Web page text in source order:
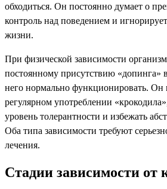
обходиться. Он постоянно думает о
контроль над поведением и
жизни.
При физической зависимости
постоянному присутствию «допинга»
него нормально функционировать. Он
регулярном употреблении
уровень толерантности и избежать
Оба типа зависимости требуют
лечения.
Стадии зависимости от